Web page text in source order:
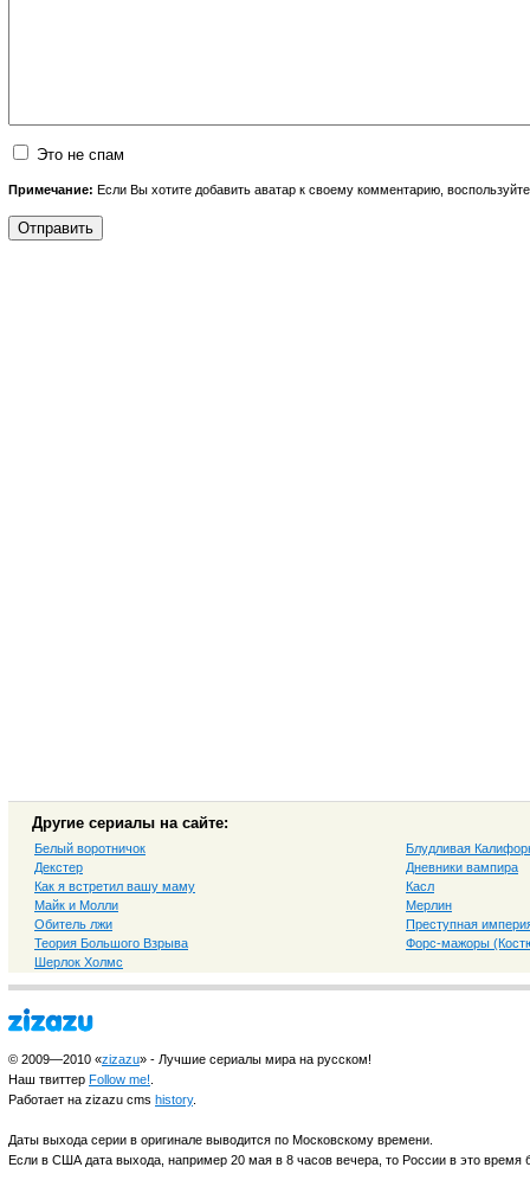
Это не спам
Примечание: Если Вы хотите добавить аватар к своему комментарию,
Другие сериалы на сайте:
Белый воротничок
Блудливая
Декстер
Дневники вампира
Как я встретил вашу маму
Касл
Майк и Молли
Мерлин
Обитель лжи
Преступная
Теория Большого Взрыва
Форс-мажоры
Шерлок Холмс
© 2009—2010 «zizazu» - Лучшие сериалы мира на русском!
Наш твиттер Follow me!
Работает на zizazu cms history.
Даты выхода серии в оригинале выводится по Московскому времени.
Если в США дата выхода, например 20 мая в 8 часов вечера, то России в это время